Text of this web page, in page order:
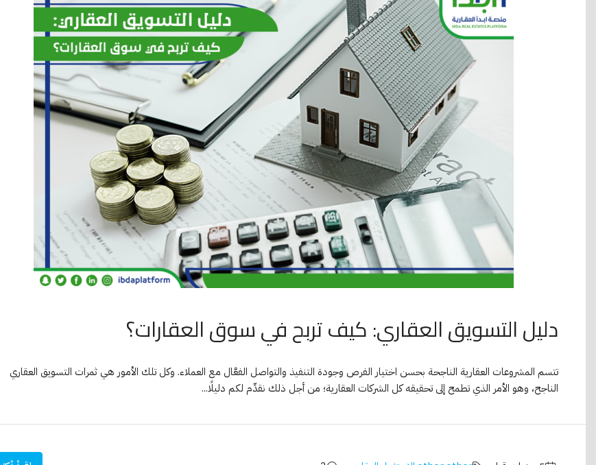
دليل التسويق العقاري: كيف تربح في سوق العقارات؟
تتسم المشروعات العقارية الناجحة بحسن اختيار الفرص وجودة التنفيذ والتواصل الفعَّال مع العملاء. وكل تلك الأمور هي ثمرات التسويق العقاري
الناجح، وهو الأمر الذي تطمح إلى تحقيقه كل الشركات العقارية؛ من أجل ذلك نقدِّم لكم دليلًا...